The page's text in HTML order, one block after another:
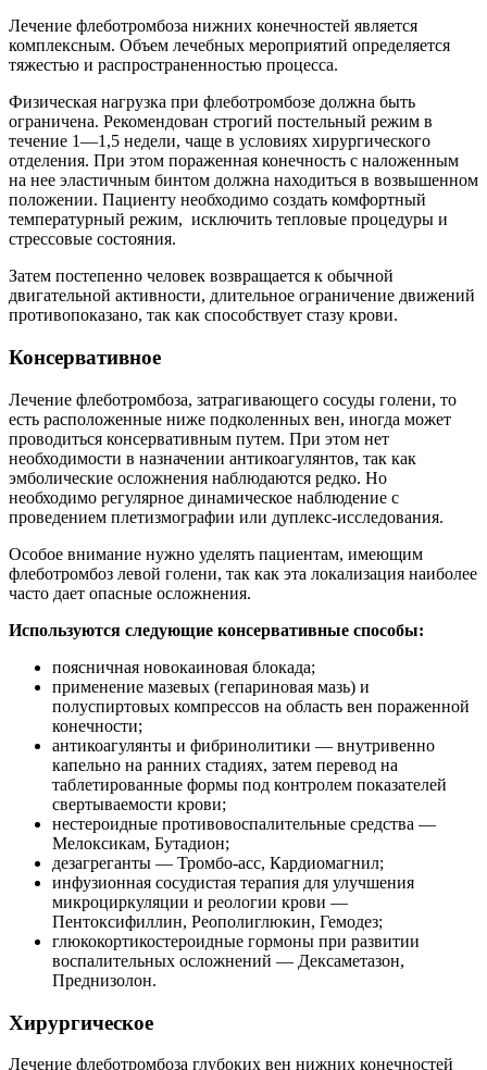
Лечение флеботромбоза нижних конечностей является
комплексным. Объем лечебных мероприятий определяется
тяжестью и распространенностью процесса.
Физическая нагрузка при флеботромбозе должна быть
ограничена. Рекомендован строгий постельный режим в
течение 1—1,5 недели, чаще в условиях хирургического
отделения. При этом пораженная конечность с наложенным
на нее эластичным бинтом должна находиться в возвышенном
положении. Пациенту необходимо создать комфортный
температурный режим, исключить тепловые процедуры и
стрессовые состояния.
Затем постепенно человек возвращается к обычной
двигательной активности, длительное ограничение движений
противопоказано, так как способствует стазу крови.
Консервативное
Лечение флеботромбоза, затрагивающего сосуды голени, то
есть расположенные ниже подколенных вен, иногда может
проводиться консервативным путем. При этом нет
необходимости в назначении антикоагулянтов, так как
эмболические осложнения наблюдаются редко. Но
необходимо регулярное динамическое наблюдение с
проведением плетизмографии или дуплекс-исследования.
Особое внимание нужно уделять пациентам, имеющим
флеботромбоз левой голени, так как эта локализация наиболее
часто дает опасные осложнения.
Используются следующие консервативные способы:
поясничная новокаиновая блокада;
применение мазевых (гепариновая мазь) и
полуспиртовых компрессов на область вен пораженной
конечности;
антикоагулянты и фибринолитики — внутривенно
капельно на ранних стадиях, затем перевод на
таблетированные формы под контролем показателей
свертываемости крови;
нестероидные противовоспалительные средства —
Мелоксикам, Бутадион;
дезагреганты — Тромбо-асс, Кардиомагнил;
инфузионная сосудистая терапия для улучшения
микроциркуляции и реологии крови —
Пентоксифиллин, Реополиглюкин, Гемодез;
глюкокортикостероидные гормоны при развитии
воспалительных осложнений — Дексаметазон,
Преднизолон.
Хирургическое
Лечение флеботромбоза глубоких вен нижних конечностей